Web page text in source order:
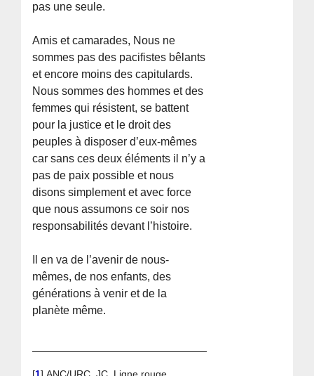
pas une seule.
Amis et camarades, Nous ne
sommes pas des pacifistes bêlants
et encore moins des capitulards.
Nous sommes des hommes et des
femmes qui résistent, se battent
pour la justice et le droit des
peuples à disposer d’eux-mêmes
car sans ces deux éléments il n’y a
pas de paix possible et nous
disons simplement et avec force
que nous assumons ce soir nos
responsabilités devant l’histoire.
Il en va de l’avenir de nous-
mêmes, de nos enfants, des
générations à venir et de la
planète même.